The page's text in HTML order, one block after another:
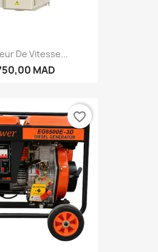
De Vitesse...
MAD
favorite_border